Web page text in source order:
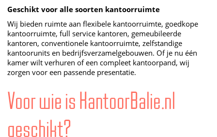
Geschikt voor alle soorten kantoorruimte
Wij bieden ruimte aan flexibele kantoorruimte, goedkope
kantoorruimte, full service kantoren, gemeubileerde
kantoren, conventionele kantoorruimte, zelfstandige
kantoorunits en bedrijfsverzamelgebouwen. Of je nu één
kamer wilt verhuren of een compleet kantoorpand, wij
zorgen voor een passende presentatie.
Voor wie is KantoorBalie.nl
geschikt?